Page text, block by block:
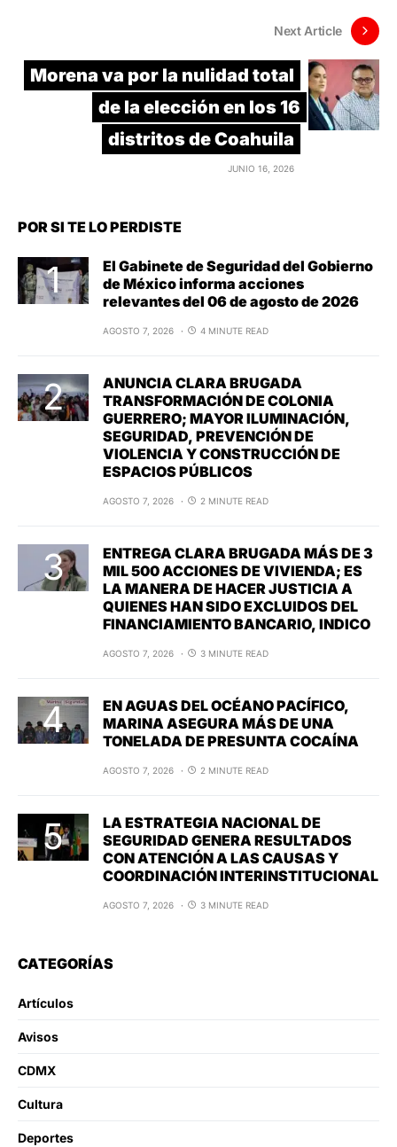
Next Article
Morena va por la nulidad total
de la elección en los 16
distritos de Coahuila
JUNIO 16, 2026
POR SI TE LO PERDISTE
El Gabinete de Seguridad del Gobierno
de México informa acciones
relevantes del 06 de agosto de 2026
AGOSTO 7, 2026 4 MINUTE READ
ANUNCIA CLARA BRUGADA
TRANSFORMACIÓN DE COLONIA
GUERRERO; MAYOR ILUMINACIÓN,
SEGURIDAD, PREVENCIÓN DE
VIOLENCIA Y CONSTRUCCIÓN DE
ESPACIOS PÚBLICOS
AGOSTO 7, 2026 2 MINUTE READ
ENTREGA CLARA BRUGADA MÁS DE 3
MIL 500 ACCIONES DE VIVIENDA; ES
LA MANERA DE HACER JUSTICIA A
QUIENES HAN SIDO EXCLUIDOS DEL
FINANCIAMIENTO BANCARIO, INDICO
AGOSTO 7, 2026 3 MINUTE READ
EN AGUAS DEL OCÉANO PACÍFICO,
MARINA ASEGURA MÁS DE UNA
TONELADA DE PRESUNTA COCAÍNA
AGOSTO 7, 2026 2 MINUTE READ
LA ESTRATEGIA NACIONAL DE
SEGURIDAD GENERA RESULTADOS
CON ATENCIÓN A LAS CAUSAS Y
COORDINACIÓN INTERINSTITUCIONAL
AGOSTO 7, 2026 3 MINUTE READ
CATEGORÍAS
Artículos
Avisos
CDMX
Cultura
Deportes